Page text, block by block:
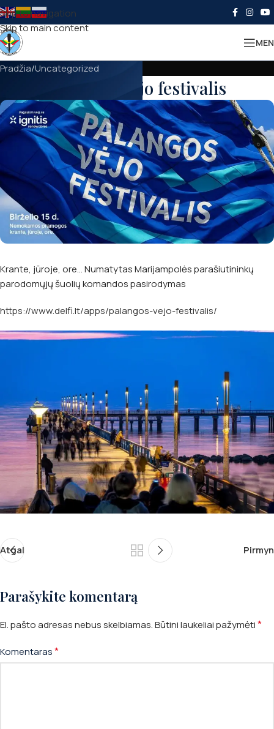
Skip to navigation
Skip to main content
Pradžia Uncategorized
Palangos vėjo festivalis
Krante, jūroje, ore… Numatytas Marijampolės parašiutininkų
parodomųjų šuolių komandos pasirodymas
https://www.delfi.lt/apps/palangos-vejo-festivalis/
Atgal Pirmyn
Parašykite komentarą
El. pašto adresas nebus skelbiamas.Būtini laukeliai pažymėti*
Komentaras*